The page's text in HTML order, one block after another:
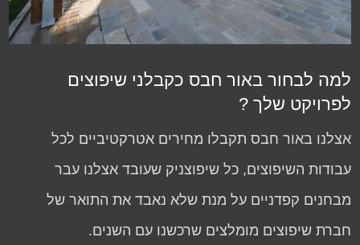
למה לבחור באור חבס כקבלני שיפוצים
לפרויקט שלך ?
אצלנו באור חבס תקבלו מחירים אטרקטיביים לכל
עבודות השיפוצים, כל שיפוצניק שעובד אצלנו עבר
מבחנים קפדניים על מנת שלא נאבד את התואר של
חברת שיפוצים מומלצים שרכשנו עם השנים.